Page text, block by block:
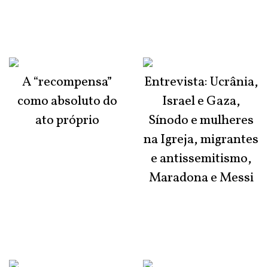
A “recompensa”
como absoluto do
ato próprio
Entrevista: Ucrânia,
Israel e Gaza,
Sínodo e mulheres
na Igreja, migrantes
e antissemitismo,
Maradona e Messi